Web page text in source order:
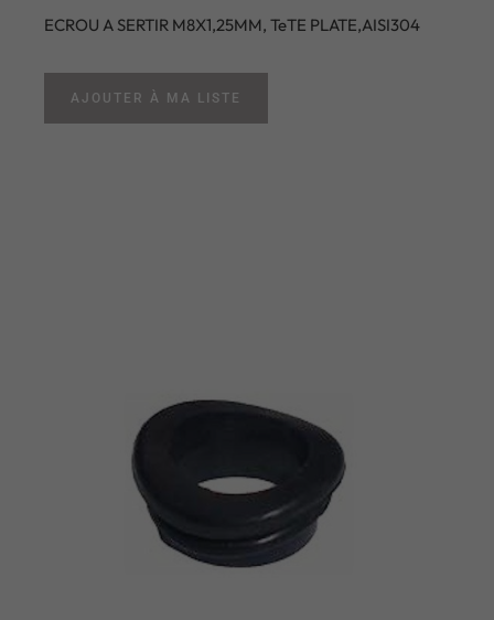
ECROU A SERTIR M8X1,25MM, TeTE PLATE,AISI304
AJOUTER À MA LISTE